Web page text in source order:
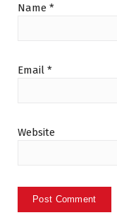
Name *
Email *
Website